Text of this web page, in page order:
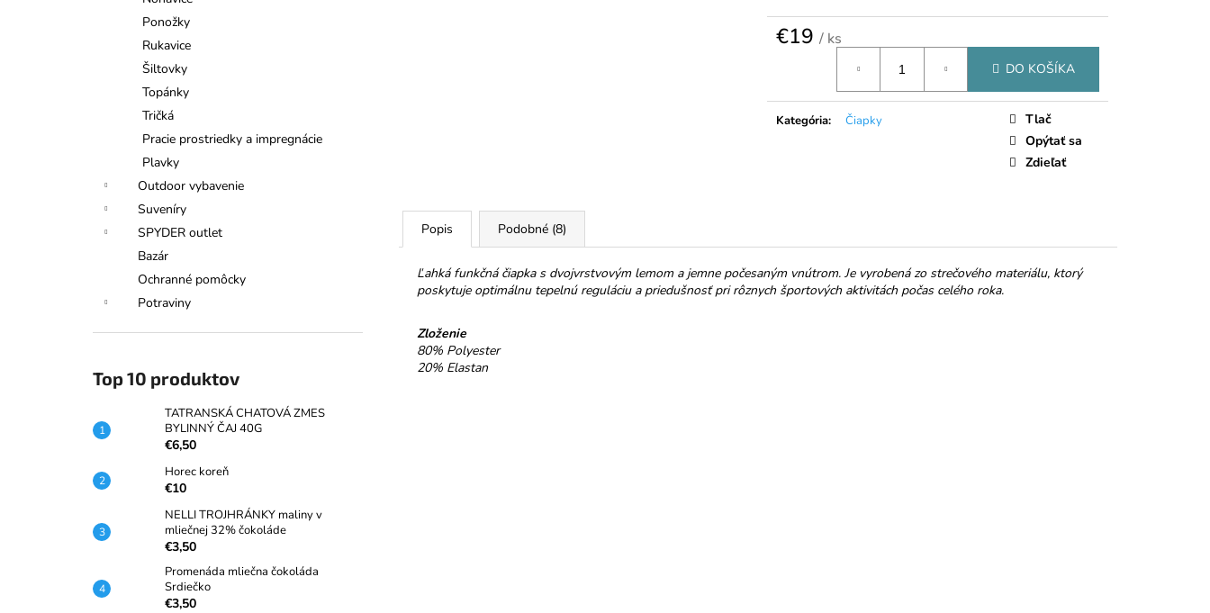
Ponožky
Rukavice
Šiltovky
Topánky
Tričká
Pracie prostriedky a impregnácie
Plavky
Outdoor vybavenie
Suveníry
SPYDER outlet
Bazár
Ochranné pomôcky
Potraviny
Top 10 produktov
TATRANSKÁ CHATOVÁ ZMES
BYLINNÝ ČAJ 40G
€6,50
Horec koreň
€10
NELLI TROJHRÁNKY maliny v
mliečnej 32% čokoláde
€3,50
Promenáda mliečna čokoláda
Srdiečko
€3,50
€19 / ks
DO KOŠÍKA
Kategória: Čiapky
Tlač
Opýtať sa
Zdieľať
Popis Podobné (8)
Ľahká funkčná čiapka s dvojvrstvovým lemom a jemne počesaným vnútrom. Je vyrobená zo strečového materiálu, ktorý
poskytuje optimálnu tepelnú reguláciu a priedušnosť pri rôznych športových aktivitách počas celého roka.
Zloženie
80% Polyester
20% Elastan
BYLINNÝ ČAJ 40G
MLIEČNEJ 32% ČOKOLÁDE